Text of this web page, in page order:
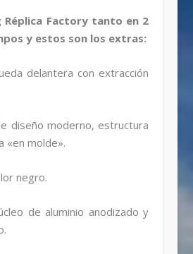
Réplica Factory tanto en 2
y estos son los extras:
delantera con extracción
diseño moderno, estructura
«en molde».
negro.
de aluminio anodizado y